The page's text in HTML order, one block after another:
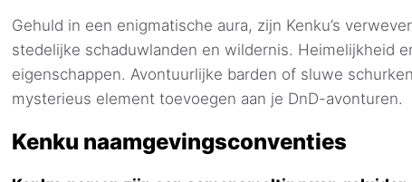
Gehuld in een enigmatische aura, zijn Kenku’s
stedelijke schaduwlanden en wildernis. Heimelijkheid
eigenschappen. Avontuurlijke barden of sluwe
mysterieus element toevoegen aan je DnD-avonturen.
Kenku naamgevingsconventies